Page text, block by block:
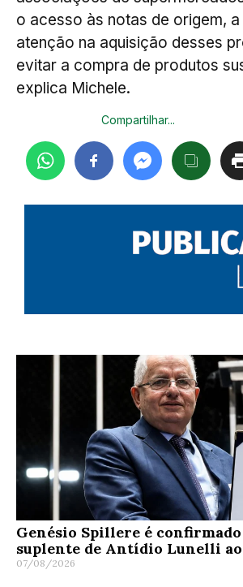
o acesso às notas de origem,
atenção na aquisição desses
evitar a compra de produtos
explica Michele.
Compartilhar...
Genésio Spillere é
suplente de Antídio Lunelli ao
07/08/2026